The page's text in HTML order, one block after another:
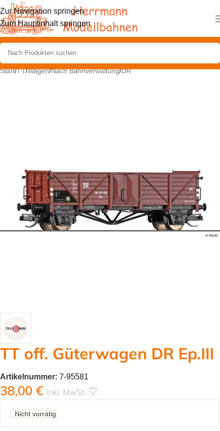
Zur Navigation springen
Zum Hauptinhalt springen
Start/TT/Wagen/Nach Bahnverwaltung/DR
TT off. Güterwagen DR Ep.III
Artikelnummer: 7-95581
38,00 € inkl. MwSt.
Nicht vorrätig